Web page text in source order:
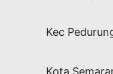
Kec
Kota